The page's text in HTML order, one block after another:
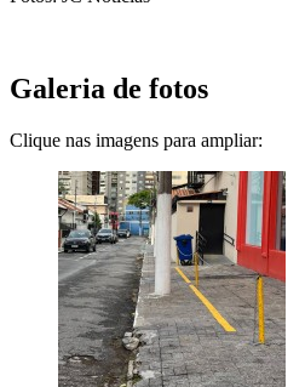
Galeria de fotos
Clique nas imagens para ampliar: